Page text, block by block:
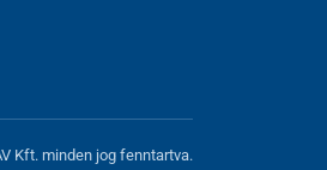
Kft. minden jog fenntartva.